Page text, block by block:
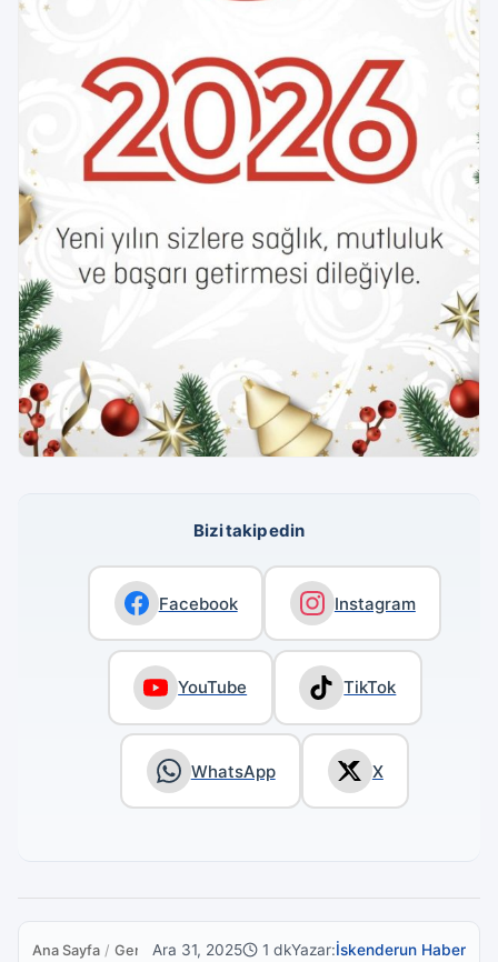
Bizi takip edin
Facebook Instagram
YouTube TikTok
WhatsApp X
Ana Sayfa / GenelAra 31, 2025 1 dkYazar:İskenderun Haber